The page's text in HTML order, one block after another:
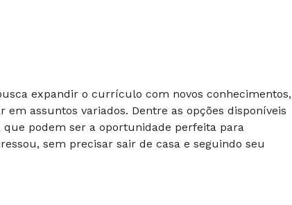
expandir o currículo com novos conhecimentos,
assuntos variados. Dentre as opções disponíveis
podem ser a oportunidade perfeita para
sem precisar sair de casa e seguindo seu